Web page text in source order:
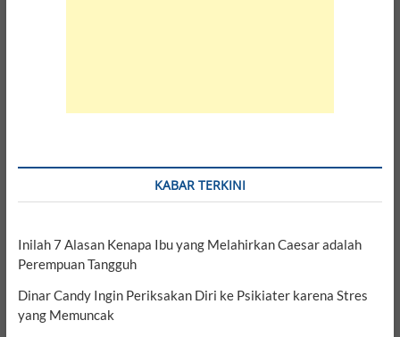
KABAR TERKINI
Inilah 7 Alasan Kenapa Ibu yang Melahirkan Caesar adalah
Perempuan Tangguh
Dinar Candy Ingin Periksakan Diri ke Psikiater karena Stres
yang Memuncak